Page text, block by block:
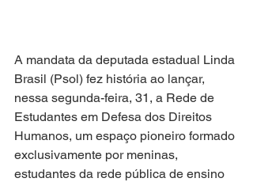
A mandata da deputada estadual Linda
Brasil (Psol) fez história ao lançar,
nessa segunda-feira, 31, a Rede de
Estudantes em Defesa dos Direitos
Humanos, um espaço pioneiro formado
exclusivamente por meninas,
estudantes da rede pública de ensino